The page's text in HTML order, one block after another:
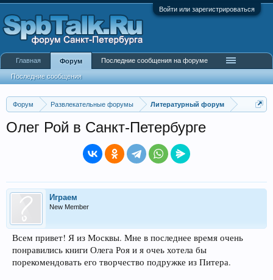
Войти или зарегистрироваться
Форум Развлекательные форумы Литературный форум
Олег Рой в Санкт-Петербурге
Играем
New Member
Всем привет! Я из Москвы. Мне в последнее время очень
понравились книги Олега Роя и я очеь хотела бы
порекомендовать его творчество подружке из Питера.
Главная Форум
Последние сообщения
Последние сообщения на форуме